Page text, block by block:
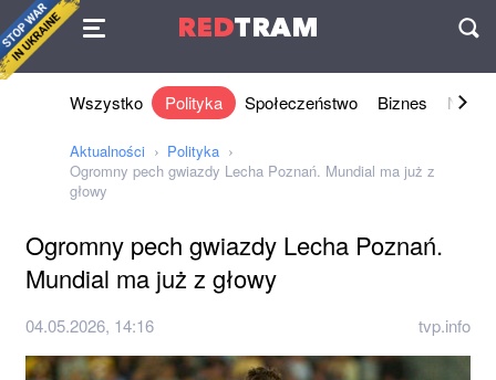
REDTRAM
Umowa
Wszystko Polityka Społeczeństwo Biznes Nauki
Aktualności
Polityka
Ogromny pech gwiazdy Lecha Poznań. Mundial ma już z
głowy
Ogromny pech gwiazdy Lecha Poznań.
Mundial ma już z głowy
04.05.2026, 14:16 tvp.info